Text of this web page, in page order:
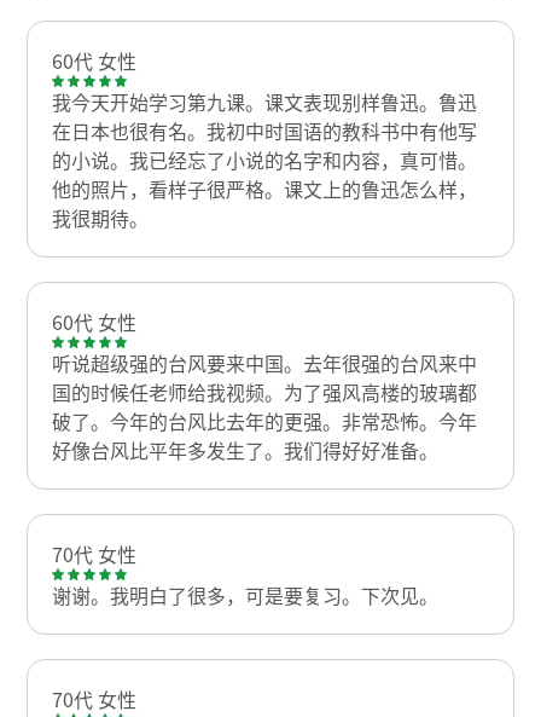
60代 女性
我今天开始学习第九课。课文表现别样鲁迅。鲁迅
在日本也很有名。我初中时国语的教科书中有他写
的小说。我已经忘了小说的名字和内容，真可惜。
他的照片，看样子很严格。课文上的鲁迅怎么样，
我很期待。
60代 女性
听说超级强的台风要来中国。去年很强的台风来中
国的时候任老师给我视频。为了强风高楼的玻璃都
破了。今年的台风比去年的更强。非常恐怖。今年
好像台风比平年多发生了。我们得好好准备。
70代 女性
谢谢。我明白了很多，可是要复习。下次见。
70代 女性